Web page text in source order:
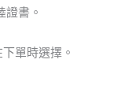
證書。
單時選擇。